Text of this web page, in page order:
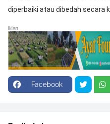
diperbaiki atau dibedah secara
Iklan
Facebook